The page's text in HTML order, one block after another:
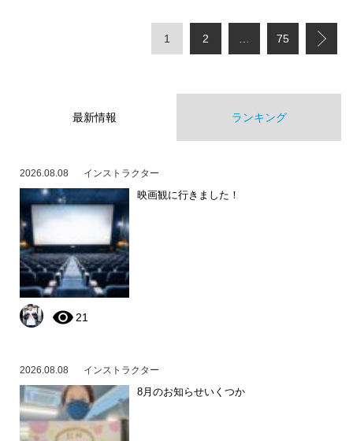
1 2 75
最新情報 ランキング
2026.08.08 インストラクター
映画観に行きました！
21
2026.08.08 インストラクター
8月のお知らせいくつか